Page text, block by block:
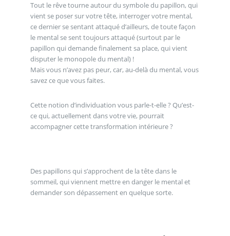
Tout le rêve tourne autour du symbole du papillon, qui
vient se poser sur votre tête, interroger votre mental,
ce dernier se sentant attaqué d’ailleurs, de toute façon
le mental se sent toujours attaqué (surtout par le
papillon qui demande finalement sa place, qui vient
disputer le monopole du mental) !
Mais vous n’avez pas peur, car, au-delà du mental, vous
savez ce que vous faites.
Cette notion d’individuation vous parle-t-elle ? Qu’est-
ce qui, actuellement dans votre vie, pourrait
accompagner cette transformation intérieure ?
Des papillons qui s’approchent de la tête dans le
sommeil, qui viennent mettre en danger le mental et
demander son dépassement en quelque sorte.